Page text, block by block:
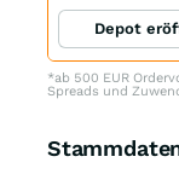
Depot
*ab 500 EUR
Spreads und